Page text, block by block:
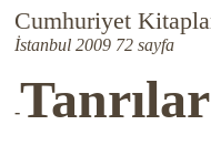
Cumhuriyet
İstanbul 2009 72 sayfa
-